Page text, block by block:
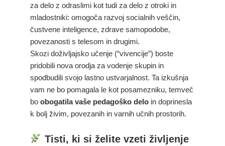
za delo z odraslimi kot tudi za delo z otroki in
mladostniki: omogoča razvoj socialnih veščin,
čustvene inteligence, zdrave samopodobe,
povezanosti s telesom in drugimi.
Skozi doživljajsko učenje (“vivencije”) boste
pridobili nova orodja za vodenje skupin in
spodbudili svojo lastno ustvarjalnost. Ta izkušnja
vam ne bo pomagala le kot posamezniku, temveč
bo obogatila vaše pedagoško delo in doprinesla
k bolj živim, povezanih in varnih učnih prostorih.
Tisti, ki si želite vzeti življenje